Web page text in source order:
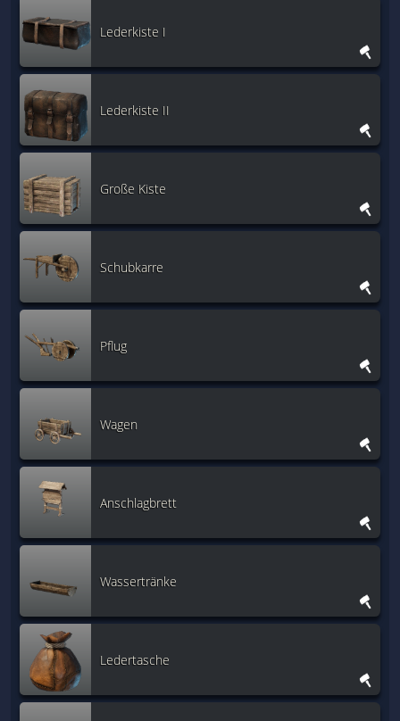
Lederkiste I
Lederkiste II
Große Kiste
Schubkarre
Pflug
Wagen
Anschlagbrett
Wassertränke
Ledertasche